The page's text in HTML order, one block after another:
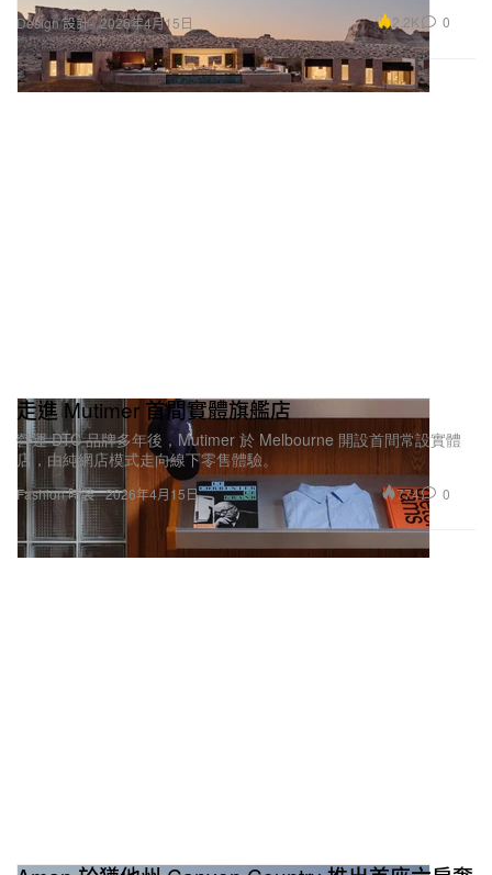
Design 設計 2026年4月15日 2.2K 0
Fashion 時裝
走進 Mutimer 首間實體旗艦店
營運 DTC 品牌多年後，Mutimer 於 Melbourne 開設首間常設實體
店，由純網店模式走向線下零售體驗。
2026年4月15日 774 0